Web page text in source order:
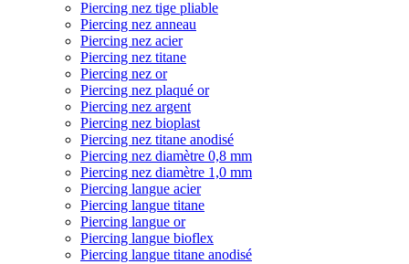
Piercing nez tige pliable
Piercing nez anneau
Piercing nez acier
Piercing nez titane
Piercing nez or
Piercing nez plaqué or
Piercing nez argent
Piercing nez bioplast
Piercing nez titane anodisé
Piercing nez diamètre 0,8 mm
Piercing nez diamètre 1,0 mm
Piercing langue acier
Piercing langue titane
Piercing langue or
Piercing langue bioflex
Piercing langue titane anodisé